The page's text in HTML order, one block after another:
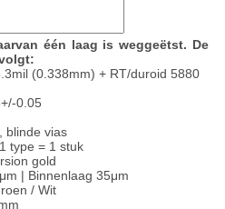
één laag is weggeëtst. De
(0.338mm) + RT/duroid 5880
0.05
blinde vias
type = 1 stuk
gold
| Binnenlaag 35μm
/ Wit